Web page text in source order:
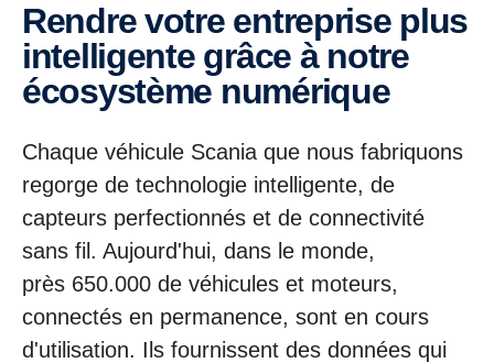
Rendre votre entreprise plus
intelligente grâce à notre
écosystème numérique
Chaque véhicule Scania que nous fabriquons
regorge de technologie intelligente, de
capteurs perfectionnés et de connectivité
sans fil. Aujourd'hui, dans le monde,
près 650.000 de véhicules et moteurs,
connectés en permanence, sont en cours
d'utilisation. Ils fournissent des données qui